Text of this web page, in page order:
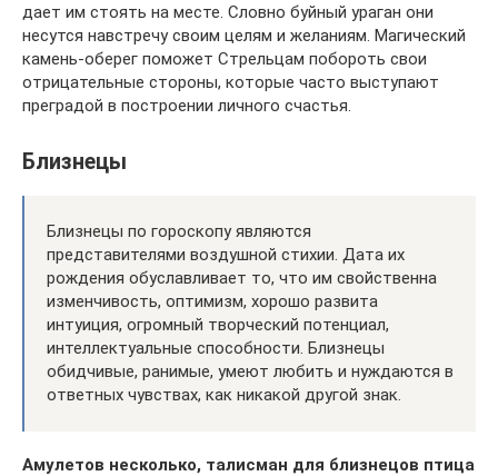
дает им стоять на месте. Словно буйный ураган они
несутся навстречу своим целям и желаниям. Магический
камень-оберег поможет Стрельцам побороть свои
отрицательные стороны, которые часто выступают
преградой в построении личного счастья.
Близнецы
Близнецы по гороскопу являются
представителями воздушной стихии. Дата их
рождения обуславливает то, что им свойственна
изменчивость, оптимизм, хорошо развита
интуиция, огромный творческий потенциал,
интеллектуальные способности. Близнецы
обидчивые, ранимые, умеют любить и нуждаются в
ответных чувствах, как никакой другой знак.
Амулетов несколько, талисман для близнецов птица